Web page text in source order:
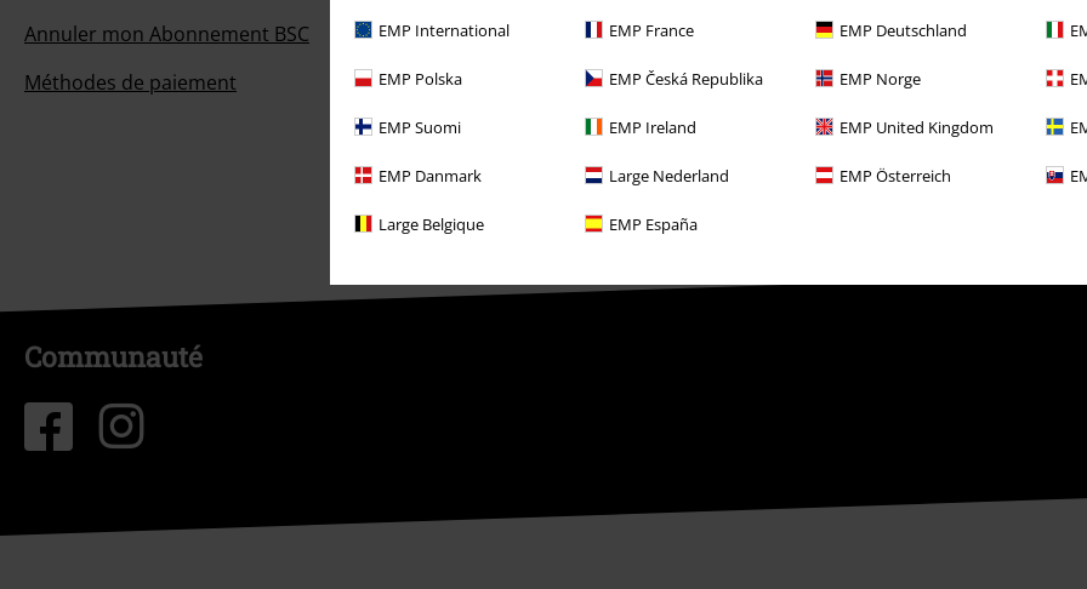
EMP International EMP France EMP Deutschland
EMP Polska EMP Česká Republika EMP Norge
EMP Suomi EMP Ireland EMP United Kingdom
EMP Danmark Large Nederland EMP Österreich
Large Belgique EMP España
Annuler mon Abonnement BSC
Méthodes de paiement
Communauté